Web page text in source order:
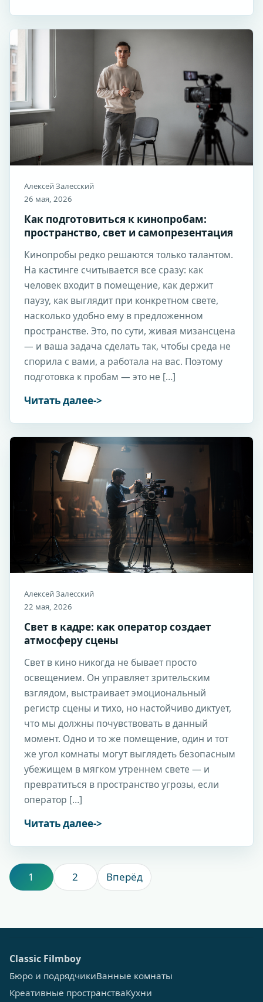
Алексей Залесский
26 мая, 2026
Как подготовиться к кинопробам:
пространство, свет и самопрезентация
Кинопробы редко решаются только талантом.
На кастинге считывается все сразу: как
человек входит в помещение, как держит
паузу, как выглядит при конкретном свете,
насколько удобно ему в предложенном
пространстве. Это, по сути, живая мизансцена
— и ваша задача сделать так, чтобы среда не
спорила с вами, а работала на вас. Поэтому
подготовка к пробам — это не […]
Читать далее
Алексей Залесский
22 мая, 2026
Свет в кадре: как оператор создает
атмосферу сцены
Свет в кино никогда не бывает просто
освещением. Он управляет зрительским
взглядом, выстраивает эмоциональный
регистр сцены и тихо, но настойчиво диктует,
что мы должны почувствовать в данный
момент. Одно и то же помещение, один и тот
же угол комнаты могут выглядеть безопасным
убежищем в мягком утреннем свете — и
превратиться в пространство угрозы, если
оператор […]
Читать далее
1 2 Вперёд
Сlassic Filmboy
Бюро и подрядчикиВанные комнаты
Креативные пространстваКухни